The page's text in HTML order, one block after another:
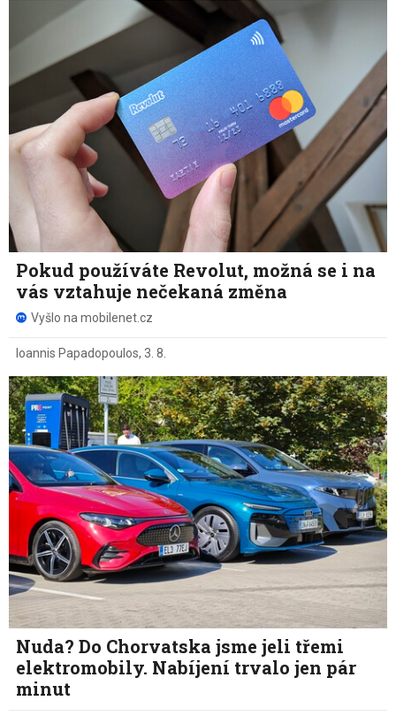
Pokud používáte Revolut, možná se i na
vás vztahuje nečekaná změna
Vyšlo na mobilenet.cz
Ioannis Papadopoulos, 3. 8.
Nuda? Do Chorvatska jsme jeli třemi
elektromobily. Nabíjení trvalo jen pár
minut